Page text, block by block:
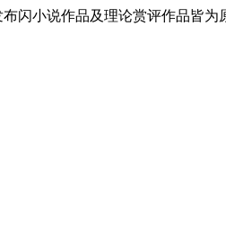
闪小说作品及理论赏评作品皆